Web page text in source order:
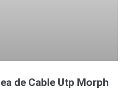
de Cable Utp Morph